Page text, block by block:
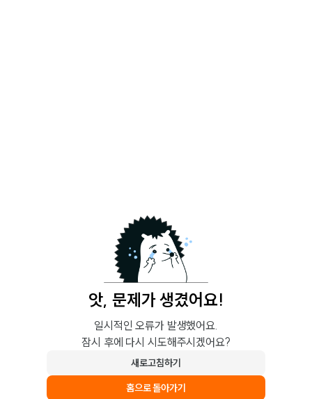
앗, 문제가 생겼어요!
일시적인 오류가 발생했어요.
잠시 후에 다시 시도해주시겠어요?
새로고침하기
홈으로 돌아가기